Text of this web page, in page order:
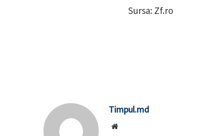
Sursa: Zf.ro
Timpul.md